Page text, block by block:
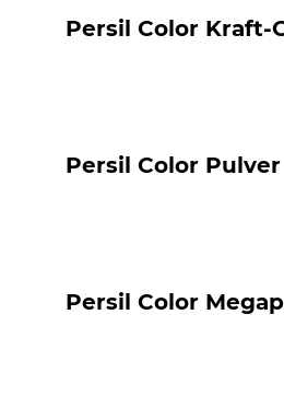
Persil Color Kraft-
Persil Color Pulver
Persil Color